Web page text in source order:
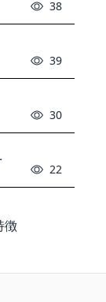
38
39
30
22
徴